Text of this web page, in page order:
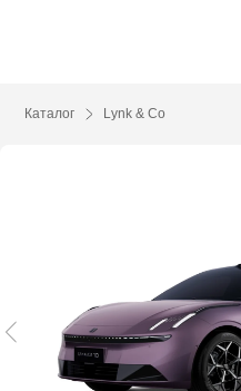
Каталог
Lynk & Co